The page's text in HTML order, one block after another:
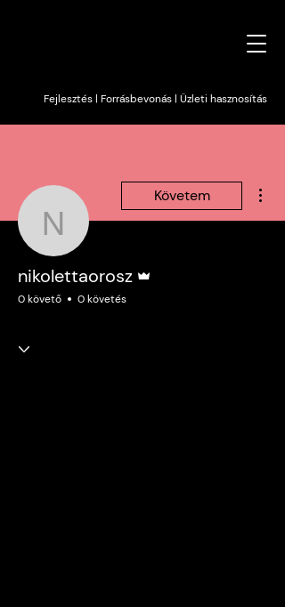
Fejlesztés | Forrásbevonás | Üzleti hasznosítás
nikolettaorosz
Követem
nikolettaorosz
0 követő 0 követés